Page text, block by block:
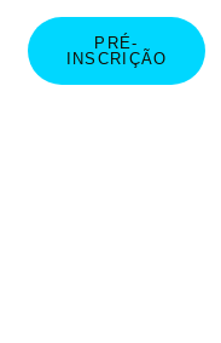
PRÉ-
INSCRIÇÃO